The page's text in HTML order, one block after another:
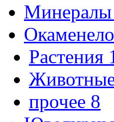
Растения
прочее 8